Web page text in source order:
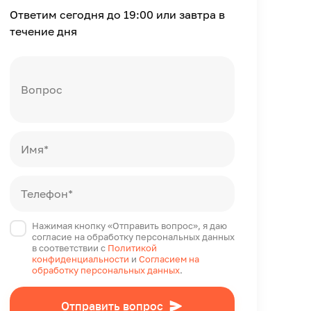
Ответим сегодня до 19:00 или завтра в
течение дня
Вопрос
Имя*
Телефон*
Нажимая кнопку «Отправить вопрос», я даю
согласие на обработку персональных данных
в соответствии с Политикой
конфиденциальности и Согласием на
обработку персональных данных.
Отправить вопрос